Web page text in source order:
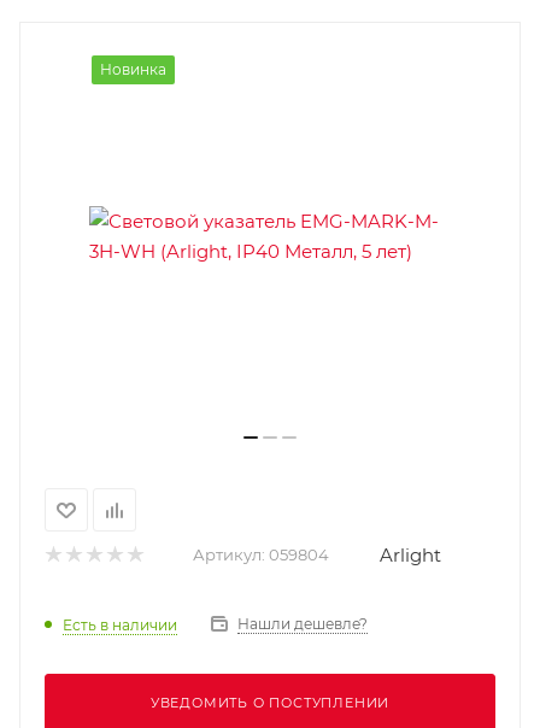
Новинка
Артикул: 059804 Arlight
Есть в наличии Нашли дешевле?
УВЕДОМИТЬ О ПОСТУПЛЕНИИ